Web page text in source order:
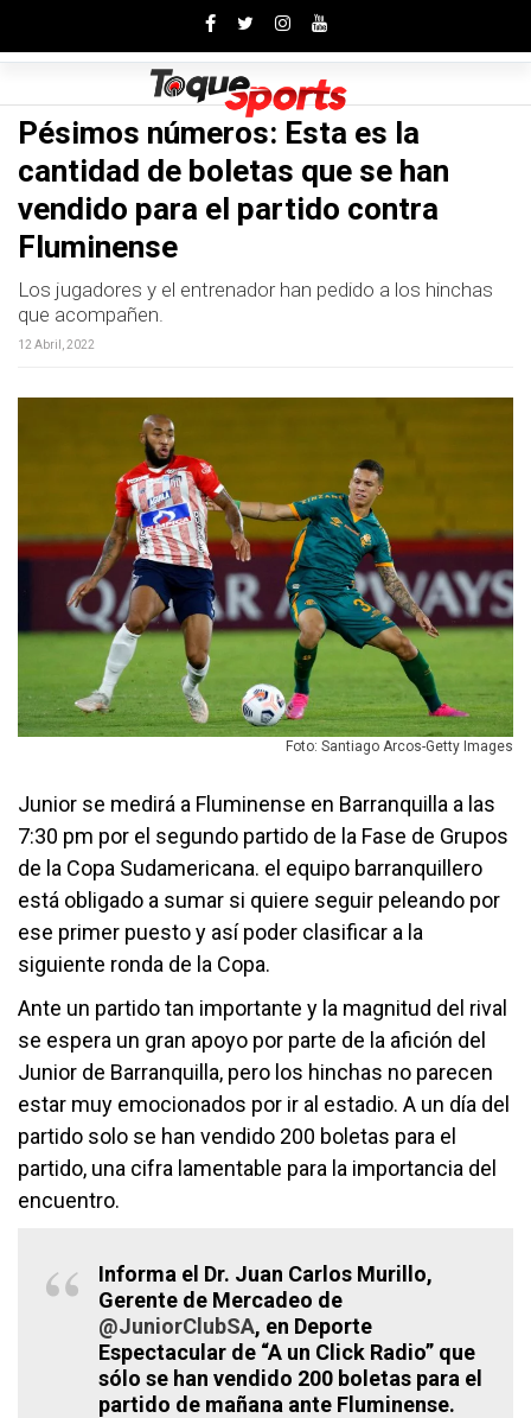
Pésimos números: Esta es la
cantidad de boletas que se han
vendido para el partido contra
Fluminense
Los jugadores y el entrenador han pedido a los hinchas
que acompañen.
12 Abril, 2022
Foto: Santiago Arcos-Getty Images
Junior se medirá a Fluminense en Barranquilla a las
7:30 pm por el segundo partido de la Fase de Grupos
de la Copa Sudamericana. el equipo barranquillero
está obligado a sumar si quiere seguir peleando por
ese primer puesto y así poder clasificar a la
siguiente ronda de la Copa.
Ante un partido tan importante y la magnitud del rival
se espera un gran apoyo por parte de la afición del
Junior de Barranquilla, pero los hinchas no parecen
estar muy emocionados por ir al estadio. A un día del
partido solo se han vendido 200 boletas para el
partido, una cifra lamentable para la importancia del
encuentro.
Informa el Dr. Juan Carlos Murillo,
Gerente de Mercadeo de
@JuniorClubSA, en Deporte
Espectacular de “A un Click Radio” que
sólo se han vendido 200 boletas para el
partido de mañana ante Fluminense.